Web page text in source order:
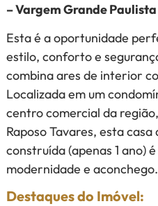
– Vargem Grande Paulista
Esta é a oportunidade
estilo, conforto e
combina ares de interior
Localizada em um
centro comercial da
Raposo Tavares, esta
construída (apenas 1 ano)
modernidade e aconchego.
Destaques do Imóvel: